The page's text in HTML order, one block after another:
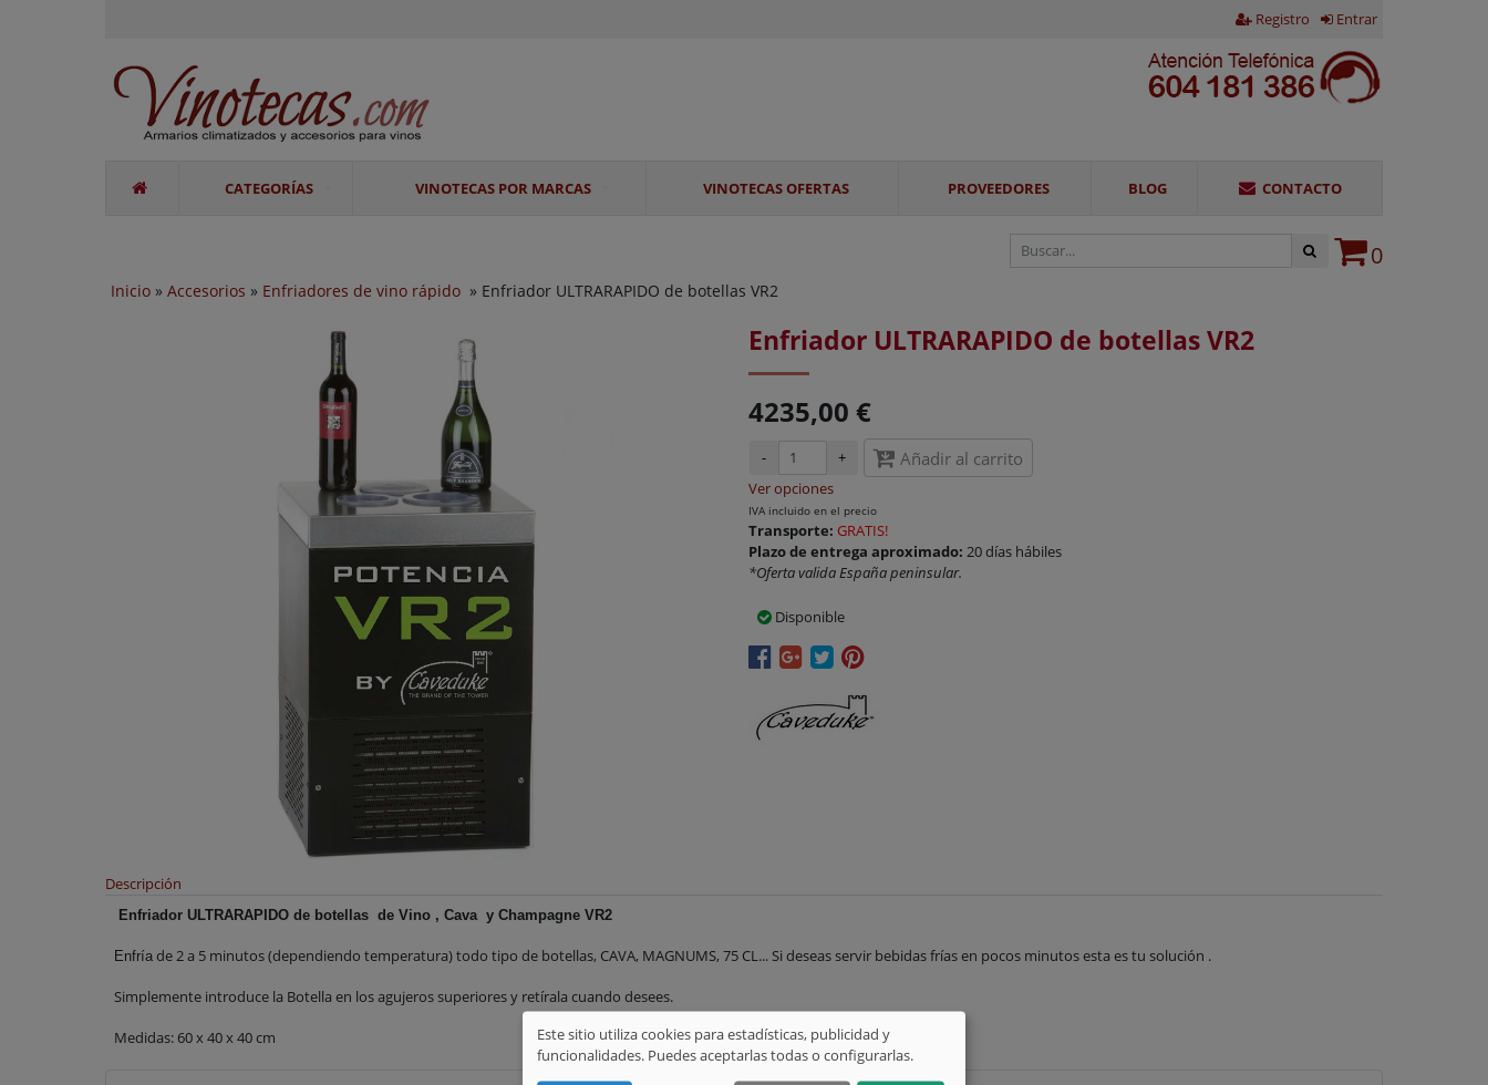
Registro Entrar
CATEGORÍAS VINOTECAS POR MARCAS VINOTECAS OFERTAS PROVEEDORES BLOG CONTACTO
0
Inicio » Accesorios » Enfriadores de vino rápido » Enfriador ULTRARAPIDO de botellas VR2
Enfriador ULTRARAPIDO de botellas VR2
4235,00 €
- + Añadir al carrito
Ver opciones
IVA incluido en el precio
Transporte: GRATIS!
Plazo de entrega aproximado: 20 días hábiles
*Oferta valida España peninsular.
Disponible
Descripción
Enfriador ULTRARAPIDO de botellas de Vino , Cava y Champagne VR2
Enfría de 2 a 5 minutos (dependiendo temperatura) todo tipo de botellas, CAVA, MAGNUMS, 75 CL... Si deseas servir bebidasfríasen pocos minutos esta es tu solución .
Simplemente introduce la Botella en los agujeros superiores y retírala cuando desees.
Medidas: 60 x 40 x 40 cm
Este sitio utiliza cookies para estadísticas, publicidad y
funcionalidades. Puedes aceptarlas todas o configurarlas.